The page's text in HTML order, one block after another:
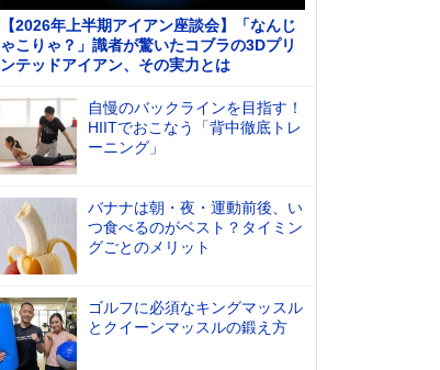
【2026年上半期アイアン座談会】「なんじ
ゃこりゃ？」識者が驚いたコブラの3Dプリ
ンテッドアイアン、その実力とは
自慢のバックラインを目指す！
HIITでおこなう「背中徹底トレ
ーニング」
バナナは朝・夜・運動前後、い
つ食べるのがベスト？タイミン
グごとのメリット
ゴルフに必須なキングマッスル
とクイーンマッスルの鍛え方